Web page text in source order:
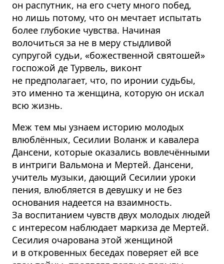
он распутник, на его счету много побед,
но лишь потому, что он мечтает испытать
более глубокие чувства. Начиная
волочиться за не в меру стыдливой
супругой судьи, «божественной святошей»
госпожой де Турвель, виконт
не предполагает, что, по иронии судьбы,
это именно та женщина, которую он искал
всю жизнь.
Меж тем мы узнаем историю молодых
влюблённых, Сесилии Воланж и кавалера
Дансени, которые оказались вовлечёнными
в интриги Вальмона и Мертей. Дансени,
учитель музыки, дающий Сесилии уроки
пения, влюбляется в девушку и не без
основания надеется на взаимность.
За воспитанием чувств двух молодых людей
с интересом наблюдает маркиза де Мертей.
Сесилия очарована этой женщиной
и в откровенных беседах поверяет ей все